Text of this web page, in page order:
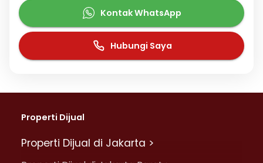
Kontak WhatsApp
Hubungi Saya
Properti Dijual
Properti Dijual di Jakarta >